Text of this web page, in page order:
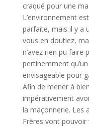
craqué pour une
L’environnement
parfaite, mais il y a
vous en doutiez,
n’avez rien pu faire
pertinemment
envisageable pour
Afin de mener à
impérativement
la maçonnerie. Les
Frères vont